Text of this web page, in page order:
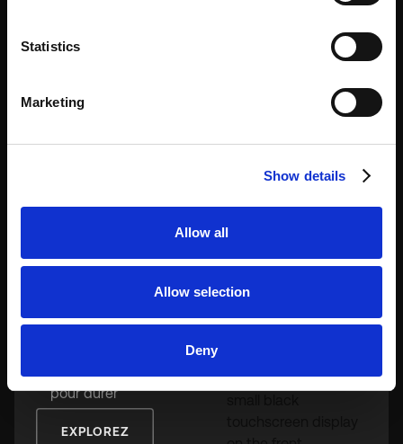
Statistics
Marketing
Show details
Allow all
Allow selection
Deny
applications de stockage locatif, nos casiers en
intelligentes.
L'acier de haute qualité
pour un usage public 24
heures sur 24, 7 jours sur
et résistant aux rayures
Conception durable,
pour durer
EXPLOREZ